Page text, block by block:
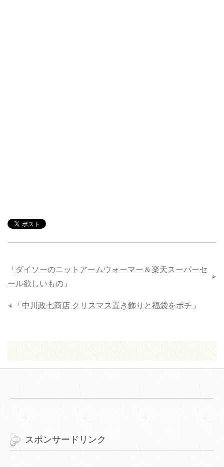
「 ダイソーのニットアームウォーマー＆楽天スーパーセ
ール欲しいもの 」
「 中川政七商店 クリスマス置き飾りと福袋をポチ 」
スポンサードリンク